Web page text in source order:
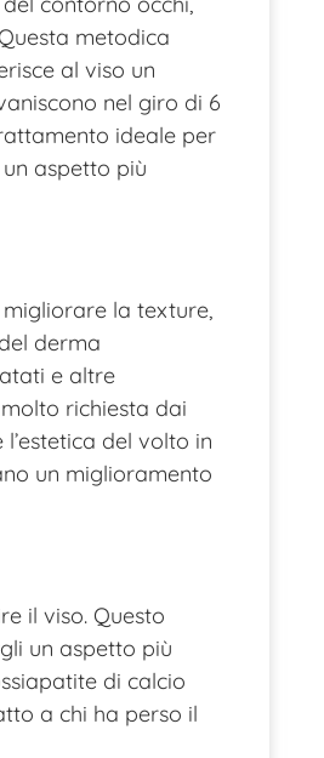
metodica
al viso un
nel giro di 6
ideale per
aspetto più
la texture,
derma
e altre
richiesta dai
del volto in
un miglioramento
il viso. Questo
un aspetto più
di calcio
a chi ha perso il